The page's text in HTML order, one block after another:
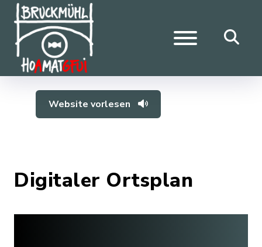
Website vorlesen
Digitaler Ortsplan